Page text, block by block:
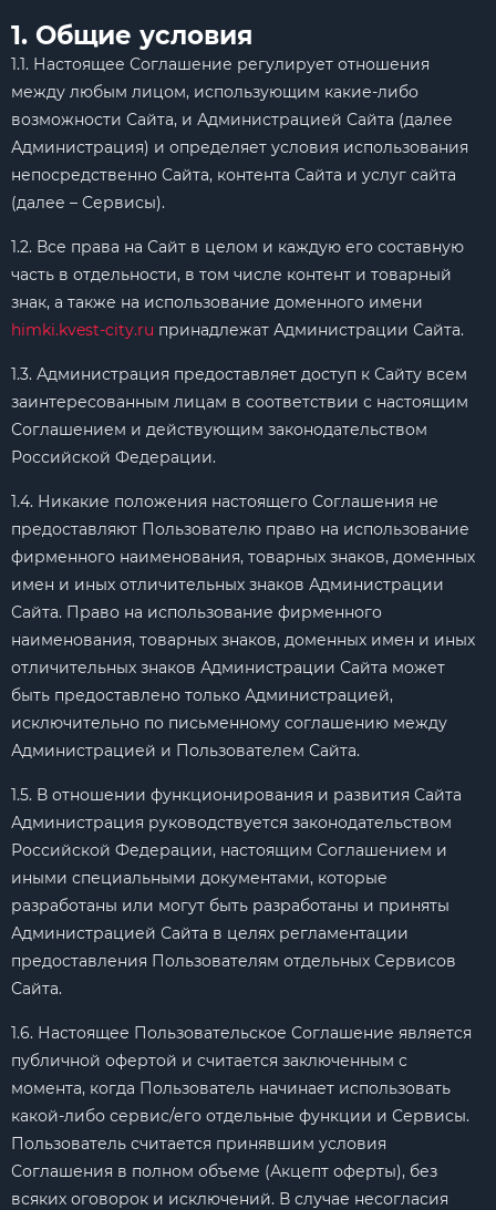
1. Общие условия
1.1. Настоящее Соглашение регулирует отношения
между любым лицом, использующим какие-либо
возможности Сайта, и Администрацией Сайта (далее
Администрация) и определяет условия использования
непосредственно Сайта, контента Сайта и услуг сайта
(далее – Сервисы).
1.2. Все права на Сайт в целом и каждую его составную
часть в отдельности, в том числе контент и товарный
знак, а также на использование доменного имени
himki.kvest-city.ru принадлежат Администрации Сайта.
1.3. Администрация предоставляет доступ к Сайту всем
заинтересованным лицам в соответствии с настоящим
Соглашением и действующим законодательством
Российской Федерации.
1.4. Никакие положения настоящего Соглашения не
предоставляют Пользователю право на использование
фирменного наименования, товарных знаков, доменных
имен и иных отличительных знаков Администрации
Сайта. Право на использование фирменного
наименования, товарных знаков, доменных имен и иных
отличительных знаков Администрации Сайта может
быть предоставлено только Администрацией,
исключительно по письменному соглашению между
Администрацией и Пользователем Сайта.
1.5. В отношении функционирования и развития Сайта
Администрация руководствуется законодательством
Российской Федерации, настоящим Соглашением и
иными специальными документами, которые
разработаны или могут быть разработаны и приняты
Администрацией Сайта в целях регламентации
предоставления Пользователям отдельных Сервисов
Сайта.
1.6. Настоящее Пользовательское Соглашение является
публичной офертой и считается заключенным с
момента, когда Пользователь начинает использовать
какой-либо сервис/его отдельные функции и Сервисы.
Пользователь считается принявшим условия
Соглашения в полном объеме (Акцепт оферты), без
всяких оговорок и исключений. В случае несогласия